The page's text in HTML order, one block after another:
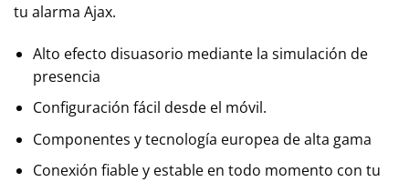
tu alarma Ajax.
Alto efecto disuasorio mediante la simulación de
presencia
Configuración fácil desde el móvil.
Componentes y tecnología europea de alta gama
Conexión fiable y estable en todo momento con tu